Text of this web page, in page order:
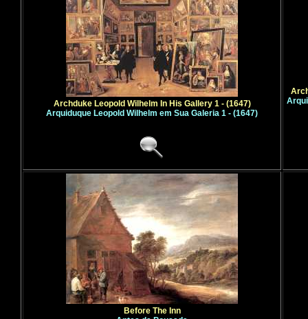
Archduke Leopold Wilhelm In His Gallery 1 - (1647)
Arquiduque Leopold Wilhelm em Sua Galeria 1 - (1647)
Before The Inn